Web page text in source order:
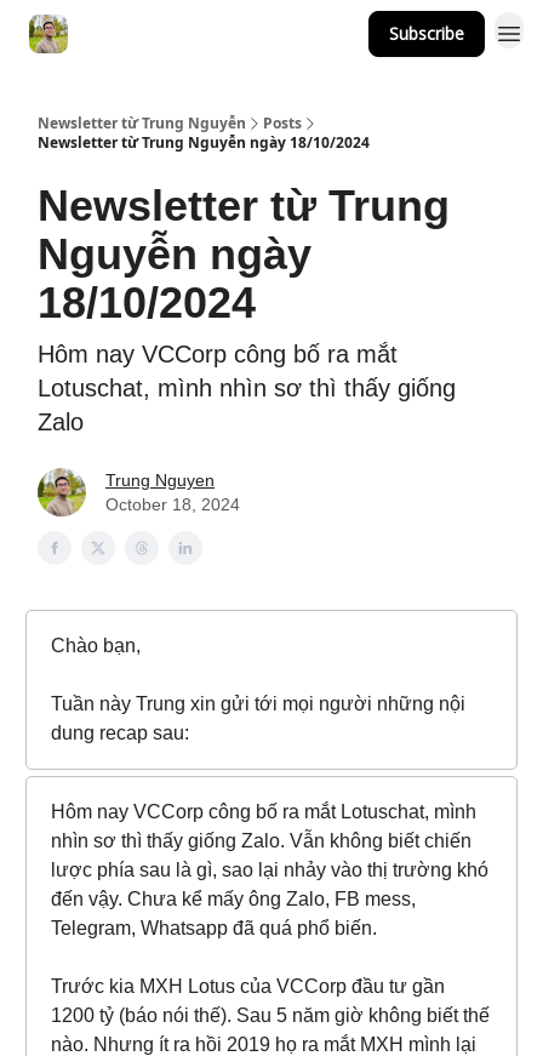
Subscribe
Newsletter từ Trung Nguyễn
Posts
Newsletter từ Trung Nguyễn ngày 18/10/2024
Newsletter từ Trung
Nguyễn ngày
18/10/2024
Hôm nay VCCorp công bố ra mắt
Lotuschat, mình nhìn sơ thì thấy giống
Zalo
Trung Nguyen
October 18, 2024
Chào bạn,
Tuần này Trung xin gửi tới mọi người những nội
dung recap sau:
Hôm nay VCCorp công bố ra mắt Lotuschat, mình
nhìn sơ thì thấy giống Zalo. Vẫn không biết chiến
lược phía sau là gì, sao lại nhảy vào thị trường khó
đến vậy. Chưa kể mấy ông Zalo, FB mess,
Telegram, Whatsapp đã quá phổ biến.
Trước kia MXH Lotus của VCCorp đầu tư gần
1200 tỷ (báo nói thế). Sau 5 năm giờ không biết thế
nào. Nhưng ít ra hồi 2019 họ ra mắt MXH mình lại